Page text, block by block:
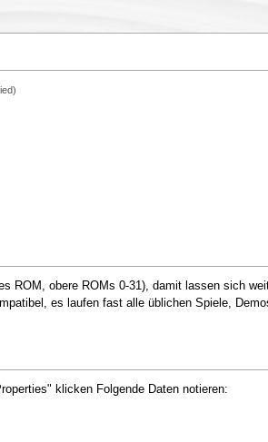
ROM, obere ROMs 0-31), damit lassen sich
es laufen fast alle üblichen Spiele,
klicken Folgende Daten notieren: